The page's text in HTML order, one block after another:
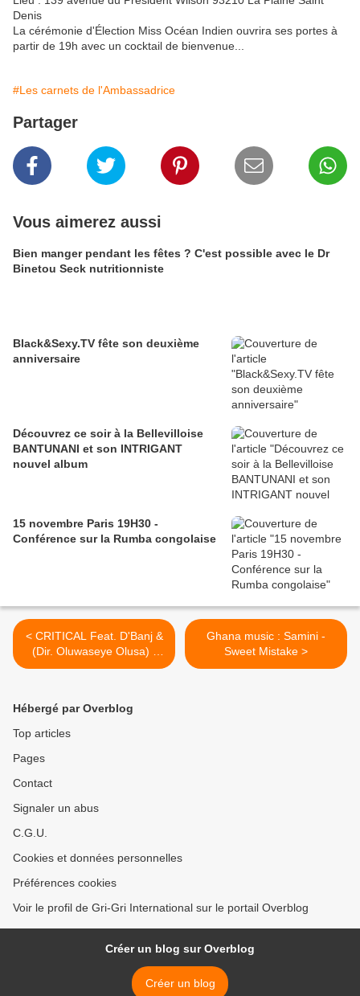
Denis
La cérémonie d'Élection Miss Océan Indien ouvrira ses portes à
partir de 19h avec un cocktail de bienvenue...
#Les carnets de l'Ambassadrice
Partager
Vous aimerez aussi
Bien manger pendant les fêtes ? C'est possible avec le Dr
Binetou Seck nutritionniste
Black&Sexy.TV fête son deuxième
anniversaire
Découvrez ce soir à la Bellevilloise
BANTUNANI et son INTRIGANT
nouvel album
15 novembre Paris 19H30 -
Conférence sur la Rumba congolaise
< CRITICAL Feat. D'Banj &
(Dir. Oluwaseye Olusa) :
Ikechukwu
Ghana music : Samini -
Sweet Mistake >
Hébergé par Overblog
Top articles
Pages
Contact
Signaler un abus
C.G.U.
Cookies et données personnelles
Préférences cookies
Voir le profil de Gri-Gri International sur le portail Overblog
Créer un blog sur Overblog
Créer un blog